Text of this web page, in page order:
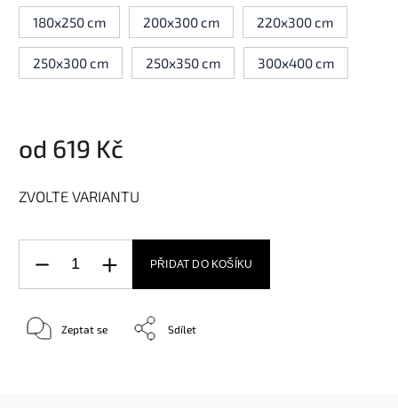
180x250 cm 200x300 cm 220x300 cm
250x300 cm 250x350 cm 300x400 cm
od 619 Kč
ZVOLTE VARIANTU
PŘIDAT DO KOŠÍKU
Zeptat se Sdílet